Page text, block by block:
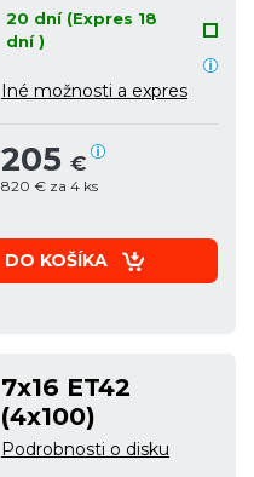
20 dní (Expres 18
dní )
Iné možnosti a expres
205 €
820 € za 4 ks
DO KOŠÍKA
7x16 ET42
(4x100)
Podrobnosti o disku